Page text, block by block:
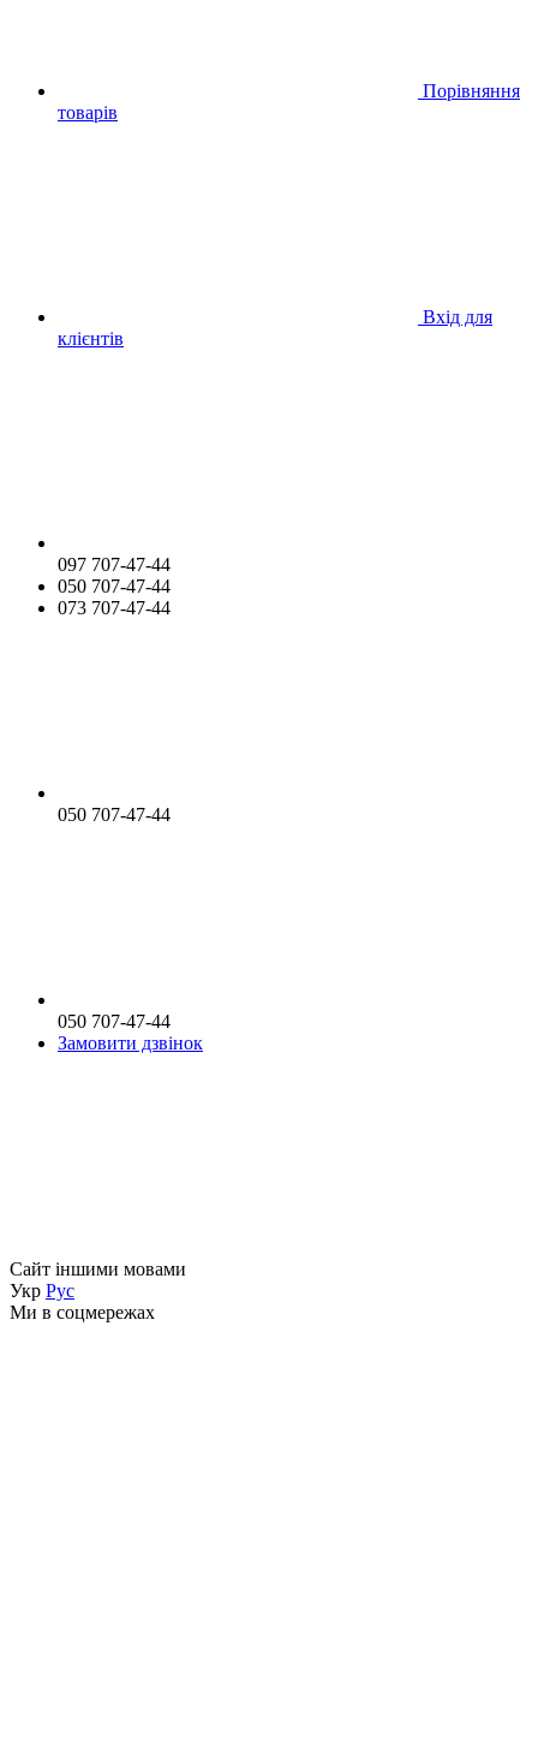
Порівняння
товарів
Вхід для
клієнтів
097 707-47-44
050 707-47-44
073 707-47-44
050 707-47-44
050 707-47-44
Замовити дзвінок
Сайт іншими мовами
Укр Рус
Ми в соцмережах